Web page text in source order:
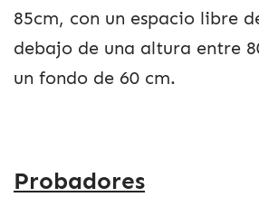
85cm, con un espacio libre
debajo de una altura entre
un fondo de 60 cm.
Probadores